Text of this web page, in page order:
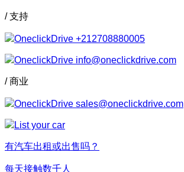
/ 支持
+212708880005
info@oneclickdrive.com
/ 商业
sales@oneclickdrive.com
有汽车出租或出售吗？
每天接触数千人